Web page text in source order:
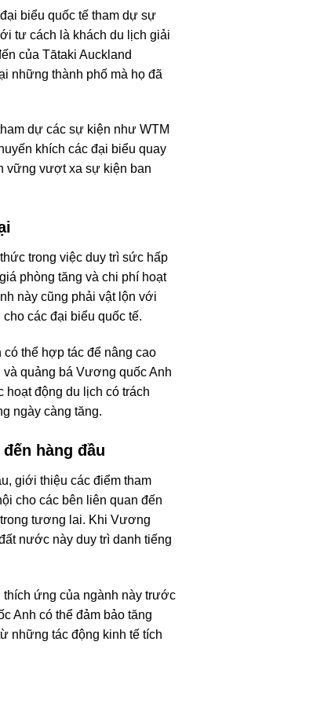
biểu quốc tế tham dự sự
tư cách là khách du lịch giải
của Tātaki Auckland
những thành phố mà họ đã
dự các sự kiện như WTM
khích các đại biểu quay
vững vượt xa sự kiện ban
trong việc duy trì sức hấp
phòng tăng và chi phí hoạt
này cũng phải vật lộn với
các đại biểu quốc tế.
thể hợp tác để nâng cao
quảng bá Vương quốc Anh
hoạt động du lịch có trách
ngày càng tăng.
hàng đầu
giới thiệu các điểm tham
cho các bên liên quan đến
tương lai. Khi Vương
nước này duy trì danh tiếng
ứng của ngành này trước
Anh có thể đảm bảo tăng
những tác động kinh tế tích